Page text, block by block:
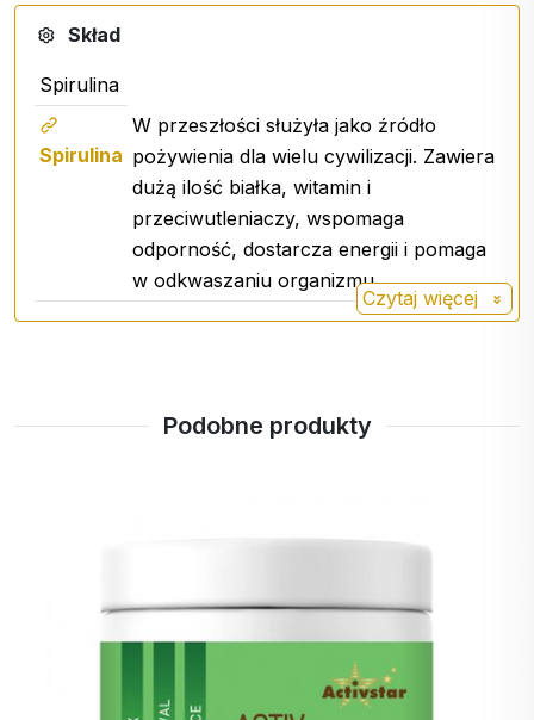
Skład
Spirulina
Spirulina
W przeszłości służyła jako źródło
pożywienia dla wielu cywilizacji. Zawiera
dużą ilość białka, witamin i
przeciwutleniaczy, wspomaga
odporność, dostarcza energii i pomaga
w odkwaszaniu organizmu.
Czytaj więcej
Podobne produkty